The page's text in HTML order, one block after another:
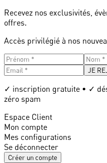
Recevez nos exclusivités,
offres.
Accès privilégié à nos
JE
✓ inscription gratuite • ✓
zéro spam
Espace Client
Mon compte
Mes configurations
Se déconnecter
Créer un compte